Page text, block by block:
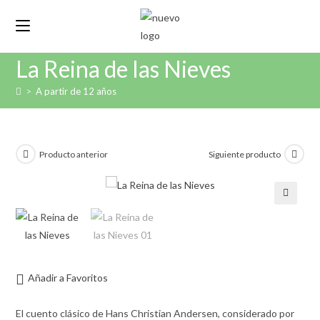
La Reina de las Nieves
> A partir de 12 años
Producto anterior Siguiente producto
Añadir a Favoritos
El cuento clásico de Hans Christian Andersen, considerado por